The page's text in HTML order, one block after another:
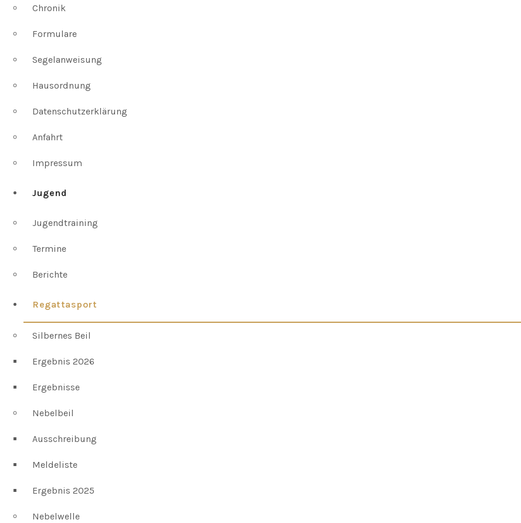
Chronik
Formulare
Segelanweisung
Hausordnung
Datenschutzerklärung
Anfahrt
Impressum
Jugend
Jugendtraining
Termine
Berichte
Regattasport
Silbernes Beil
Ergebnis 2026
Ergebnisse
Nebelbeil
Ausschreibung
Meldeliste
Ergebnis 2025
Nebelwelle